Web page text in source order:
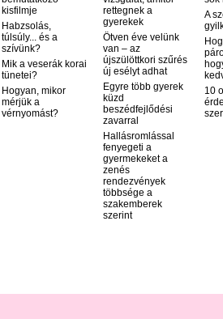
kisfilmje
Habzsolás,
túlsúly... és a
szívünk?
Mik a veserák korai
tünetei?
Hogyan, mikor
mérjük a
vérnyomást?
rettegnek a
gyerekek
Ötven éve velünk
van – az
újszülöttkori szűrés
új esélyt adhat
Egyre több gyerek
küzd
beszédfejlődési
zavarral
Hallásromlással
fenyegeti a
gyermekeket a
zenés
rendezvények
többsége a
szakemberek
szerint
A
10